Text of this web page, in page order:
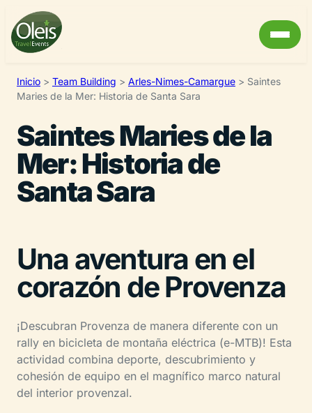
Inicio > Team Building > Arles-Nimes-Camargue > Saintes
Maries de la Mer: Historia de Santa Sara
Saintes Maries de la
Mer: Historia de
Santa Sara
Una aventura en el
corazón de Provenza
¡Descubran Provenza de manera diferente con un
rally en bicicleta de montaña eléctrica (e-MTB)! Esta
actividad combina deporte, descubrimiento y
cohesión de equipo en el magnífico marco natural
del interior provenzal.